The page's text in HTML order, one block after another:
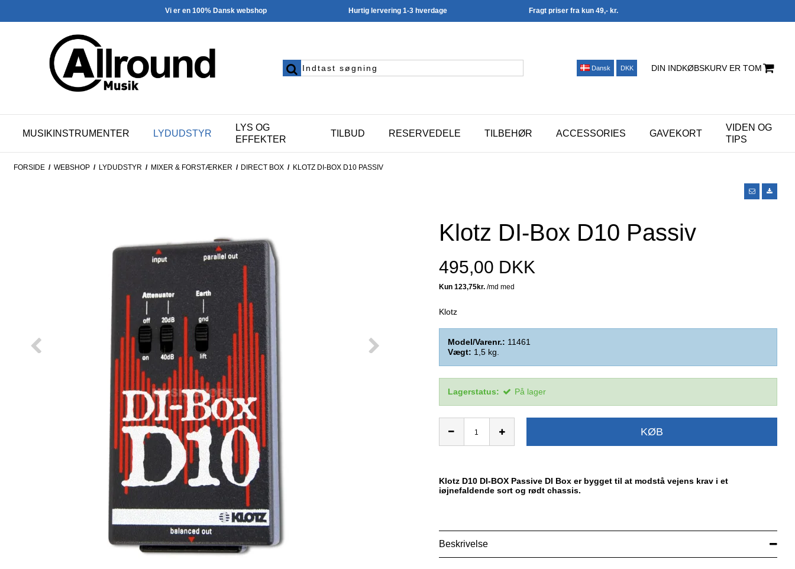
Vi er en 100% Dansk webshop Hurtig lervering 1-3 hverdage Fragt priser fra kun 49,- kr.
Dansk DKK DIN INDKØBSKURV ER TOM
MUSIKINSTRUMENTER LYDUDSTYR
LYS OG
EFFEKTER
TILBUD RESERVEDELE TILBEHØR ACCESSORIES GAVEKORT
VIDEN OG
TIPS
FORSIDE / WEBSHOP / LYDUDSTYR / MIXER & FORSTÆRKER / DIRECT BOX / KLOTZ DI-BOX D10 PASSIV
Klotz DI-Box D10 Passiv
495,00 DKK
Klotz
Model/Varenr.: 11461
Vægt: 1,5 kg.
Lagerstatus: På lager
KØB
Klotz D10 DI-BOX Passive DI Box er bygget til at modstå vejens krav i et
iøjnefaldende sort og rødt chassis.
Beskrivelse